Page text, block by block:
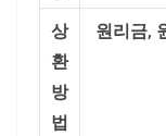
상
환
방
법
원리금,